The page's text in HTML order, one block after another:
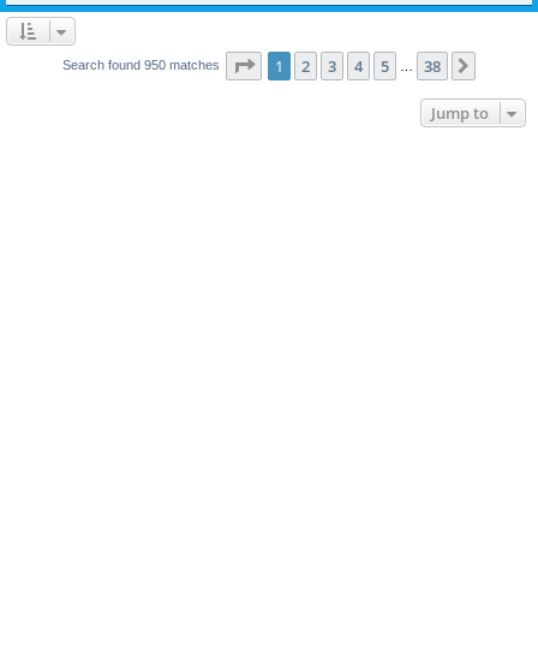
Search found 950 matches Page 1of 38
1 2 3 4 5 … 38
Jump to